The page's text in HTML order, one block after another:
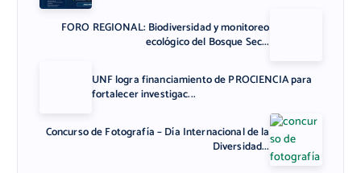
FORO REGIONAL: Biodiversidad y monitoreo
ecológico del Bosque Sec...
UNF logra financiamiento de PROCIENCIA para
fortalecer investigac...
Concurso de Fotografía – Día Internacional de la
Diversidad...